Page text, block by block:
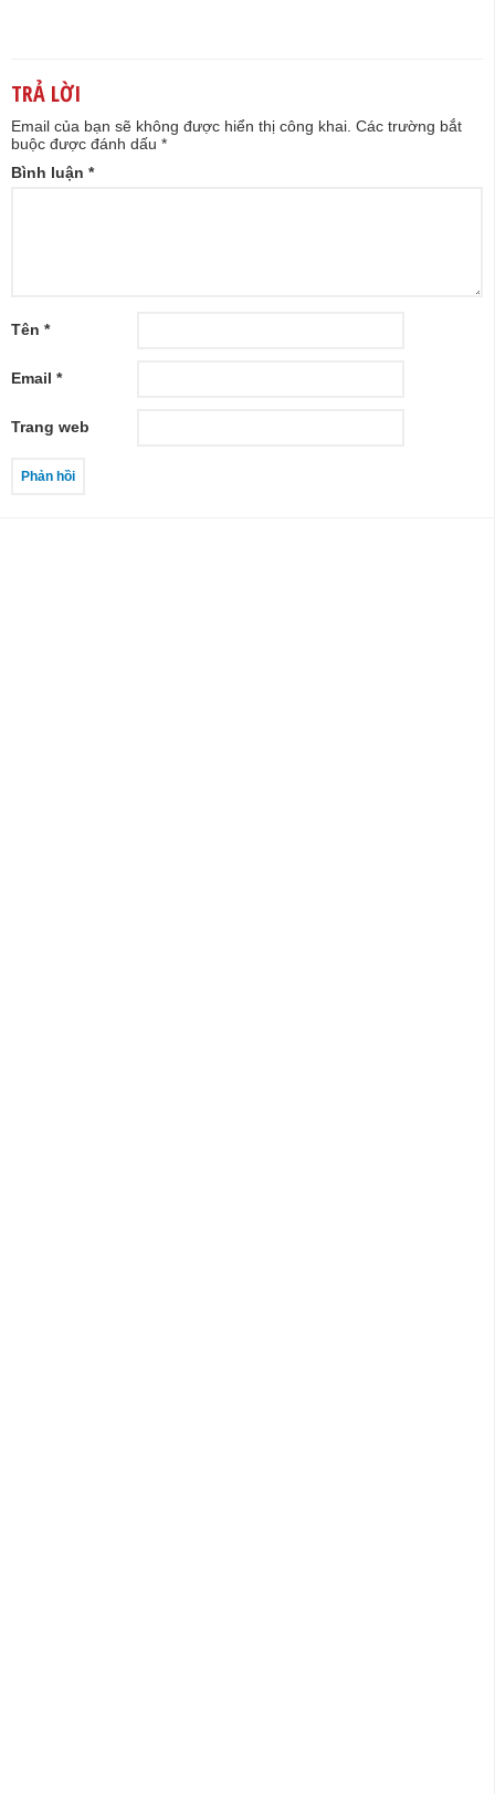
TRẢ LỜI
Email của bạn sẽ không được hiển thị công khai. Các trường bắt
buộc được đánh dấu *
Bình luận *
Tên *
Email *
Trang web